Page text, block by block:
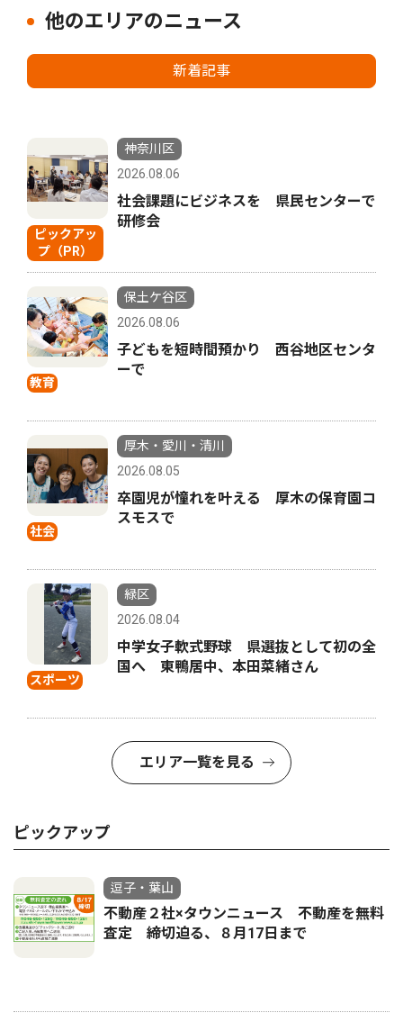
他のエリアのニュース
新着記事
ピックアッ
プ（PR）
神奈川区
2026.08.06
社会課題にビジネスを 県民センターで
研修会
教育
保土ケ谷区
2026.08.06
子どもを短時間預かり 西谷地区センタ
ーで
社会
厚木・愛川・清川
2026.08.05
卒園児が憧れを叶える 厚木の保育園コ
スモスで
スポーツ
緑区
2026.08.04
中学女子軟式野球 県選抜として初の全
国へ 東鴨居中、本田菜緒さん
エリア一覧を見る
ピックアップ
逗子・葉山
不動産２社×タウンニュース 不動産を無料
査定 締切迫る、８月17日まで